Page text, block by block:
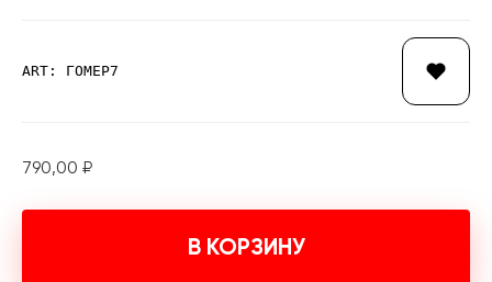
ART: ГОМЕР7
790,00 ₽
В КОРЗИНУ